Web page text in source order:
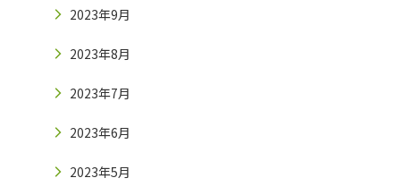
2023年9月
2023年8月
2023年7月
2023年6月
2023年5月